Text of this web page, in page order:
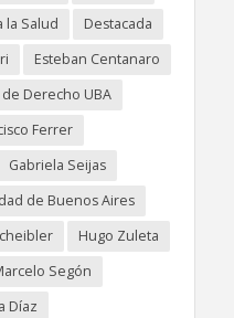
la Salud
Destacada
Esteban Centanaro
de Derecho UBA
Ferrer
Gabriela Seijas
de Buenos Aires
Hugo Zuleta
Segón
Díaz